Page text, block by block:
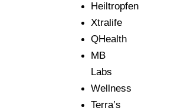
Heiltropfen
Xtralife
QHealth
MB
Labs
Wellness
Terra’s